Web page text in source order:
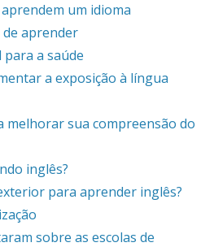
um idioma
aprender
a saúde
a exposição à língua
melhorar sua compreensão do
inglês?
para aprender inglês?
sobre as escolas de